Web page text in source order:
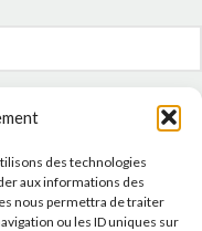
des technologies
aux informations des
nous permettra de traiter
ou les ID uniques sur